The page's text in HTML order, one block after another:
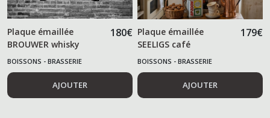
Plaque émaillée
BROUWER whisky
180€
BOISSONS - BRASSERIE
AJOUTER
Plaque émaillée
SEELIGS café
179€
BOISSONS - BRASSERIE
AJOUTER